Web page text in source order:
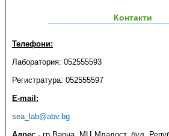
Контакти
Телефони:
Лаборатория: 052555593
Регистратура: 052555597
E-mail:
sea_lab@abv.bg